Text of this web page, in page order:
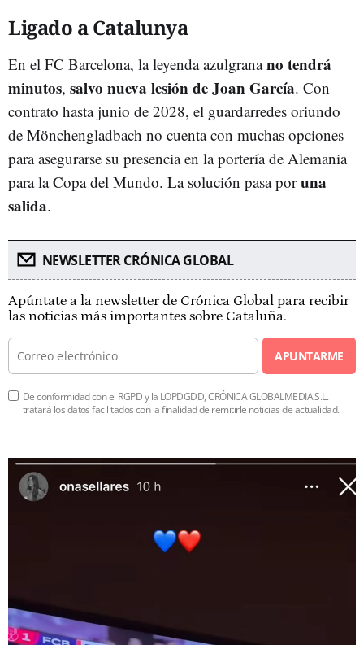
Ligado a Catalunya
En el FC Barcelona, la leyenda azulgranano tendrá
minutos, salvo nueva lesión de Joan García. Con
contrato hasta junio de 2028, el guardarredes oriundo
de Mönchengladbach no cuenta con muchas opciones
para asegurarse su presencia en la portería de Alemania
para la Copa del Mundo. La solución pasa poruna
salida.
NEWSLETTER CRÓNICA GLOBAL
Apúntate a la newsletter de Crónica Global para recibir
las noticias más importantes sobre Cataluña.
APUNTARME
De conformidad con el RGPD y la LOPDGDD, CRÓNICA GLOBALMEDIA S.L.
tratará los datos facilitados con la finalidad de remitirle noticias de actualidad.